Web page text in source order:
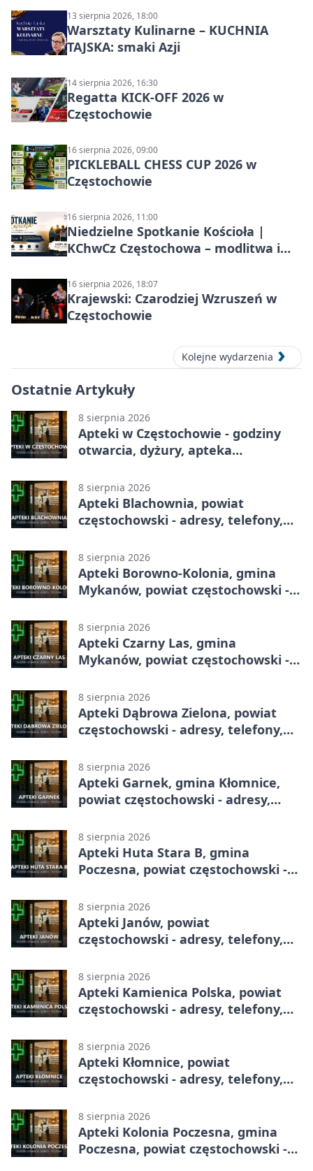
13 sierpnia 2026, 18:00
Warsztaty Kulinarne – KUCHNIA
TAJSKA: smaki Azji
14 sierpnia 2026, 16:30
Regatta KICK-OFF 2026 w
Częstochowie
16 sierpnia 2026, 09:00
PICKLEBALL CHESS CUP 2026 w
Częstochowie
16 sierpnia 2026, 11:00
Niedzielne Spotkanie Kościoła |
KChwCz Częstochowa – modlitwa i
16 sierpnia 2026, 18:07
Krajewski: Czarodziej Wzruszeń w
Częstochowie
Kolejne wydarzenia
Ostatnie Artykuły
8 sierpnia 2026
Apteki w Częstochowie - godziny
otwarcia, dyżury, apteka
8 sierpnia 2026
Apteki Blachownia, powiat
częstochowski - adresy, telefony,
8 sierpnia 2026
Apteki Borowno-Kolonia, gmina
Mykanów, powiat częstochowski -
8 sierpnia 2026
Apteki Czarny Las, gmina
Mykanów, powiat częstochowski -
8 sierpnia 2026
Apteki Dąbrowa Zielona, powiat
częstochowski - adresy, telefony,
8 sierpnia 2026
Apteki Garnek, gmina Kłomnice,
powiat częstochowski - adresy,
8 sierpnia 2026
Apteki Huta Stara B, gmina
Poczesna, powiat częstochowski -
8 sierpnia 2026
Apteki Janów, powiat
częstochowski - adresy, telefony,
8 sierpnia 2026
Apteki Kamienica Polska, powiat
częstochowski - adresy, telefony,
8 sierpnia 2026
Apteki Kłomnice, powiat
częstochowski - adresy, telefony,
8 sierpnia 2026
Apteki Kolonia Poczesna, gmina
Poczesna, powiat częstochowski -